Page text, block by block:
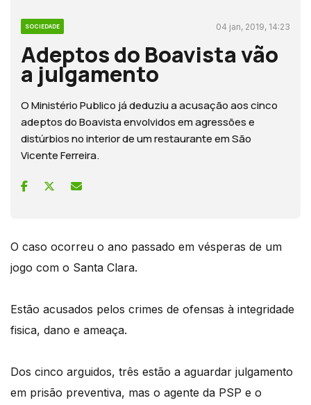
SOCIEDADE 04 jan, 2019, 14:23
Adeptos do Boavista vão
a julgamento
O Ministério Publico já deduziu a acusação aos cinco
adeptos do Boavista envolvidos em agressões e
distúrbios no interior de um restaurante em São
Vicente Ferreira.
O caso ocorreu o ano passado em vésperas de um
jogo com o Santa Clara.
Estão acusados pelos crimes de ofensas à integridade
fisica, dano e ameaça.
Dos cinco arguidos, três estão a aguardar julgamento
em prisão preventiva, mas o agente da PSP e o